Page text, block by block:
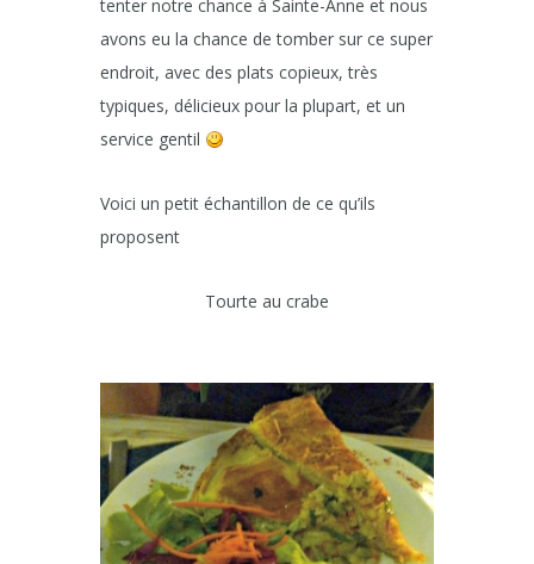
tenter notre chance à Sainte-Anne et nous
avons eu la chance de tomber sur ce super
endroit, avec des plats copieux, très
typiques, délicieux pour la plupart, et un
service gentil
Voici un petit échantillon de ce qu’ils
proposent
Tourte au crabe